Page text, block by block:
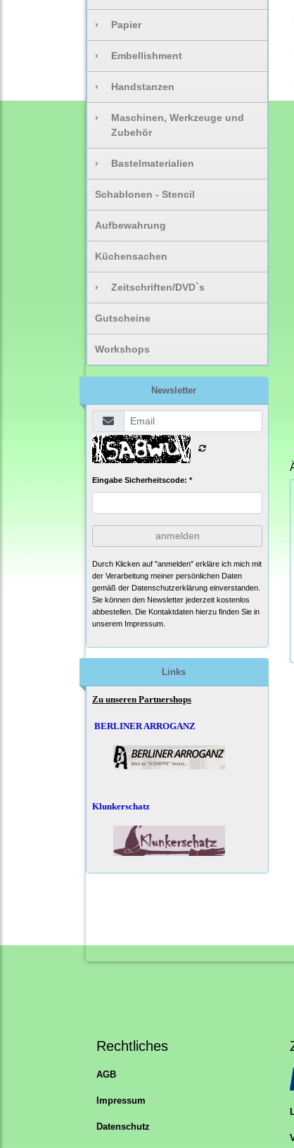
› Papier
› Embellishment
› Handstanzen
›
Maschinen, Werkzeuge und
Zubehör
› Bastelmaterialien
Schablonen - Stencil
Aufbewahrung
Küchensachen
› Zeitschriften/DVD`s
Gutscheine
Workshops
Newsletter
Eingabe Sicherheitscode: *
anmelden
Durch Klicken auf "anmelden" erkläre ich mich mit
der Verarbeitung meiner persönlichen Daten
gemäß der Datenschutzerklärung einverstanden.
Sie können den Newsletter jederzeit kostenlos
abbestellen. Die Kontaktdaten hierzu finden Sie in
unserem Impressum.
Links
Zu unseren Partnershops
BERLINER ARROGANZ
Klunkerschatz
Rechtliches
AGB
Impressum
Datenschutz